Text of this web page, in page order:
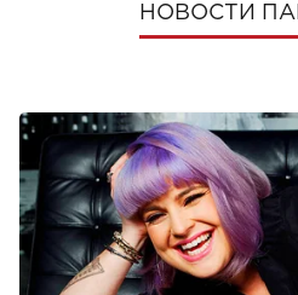
НОВОСТИ